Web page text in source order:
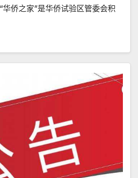
侨之家”是华侨试验区管委会积